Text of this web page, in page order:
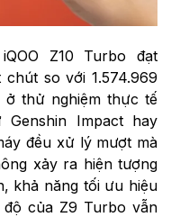
Z10 Turbo đạt
so với 1.574.969
ở thử nghiệm thực tế
Impact hay
đều xử lý mượt mà
xảy ra hiện tượng
khả năng tối ưu hiệu
của Z9 Turbo vẫn